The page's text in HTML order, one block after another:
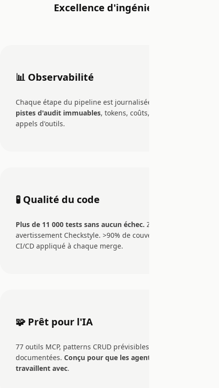
Excellence d'ingénierie
📊 Observabilité
Chaque étape du pipeline est journalisée avec des
pistes d'audit immuables, tokens, coûts, durées et
appels d'outils.
🧪 Qualité du code
Plus de 11 000 tests sans aucun échec. Zéro
avertissement Checkstyle. >90% de couverture de code.
CI/CD appliqué à chaque merge.
🧩 Prêt pour l'IA
77 outils MCP, patterns CRUD prévisibles, APIs auto-
documentées. Conçu pour que les agents de codage
travaillent avec.